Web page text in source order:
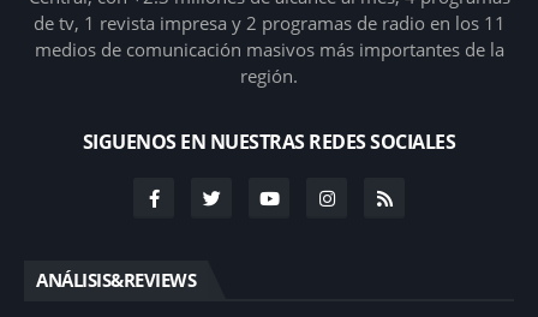
de tv, 1 revista impresa y 2 programas de radio en los 11
medios de comunicación masivos más importantes de la
región.
SIGUENOS EN NUESTRAS REDES SOCIALES
ANÁLISIS&REVIEWS